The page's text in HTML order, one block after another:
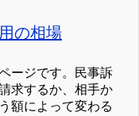
の相場
ージです。民事訴
求するか、相手か
額によって変わる